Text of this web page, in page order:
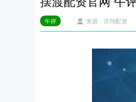
午评 来源：庆翔配资